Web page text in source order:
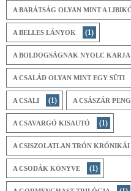
A BARÁTSÁG OLYAN MINT A
A BELLES LÁNYOK (1)
A BOLDOGSÁGNAK NYOLC KARJA
A CSALÁD OLYAN MINT EGY SÜTI
A CSALI (1) A CSÁSZÁR
A CSAVARGÓ KISAUTÓ (1)
A CSISZOLATLAN TRÓN KRÓNIKÁI
A CSODÁK KÖNYVE (1)